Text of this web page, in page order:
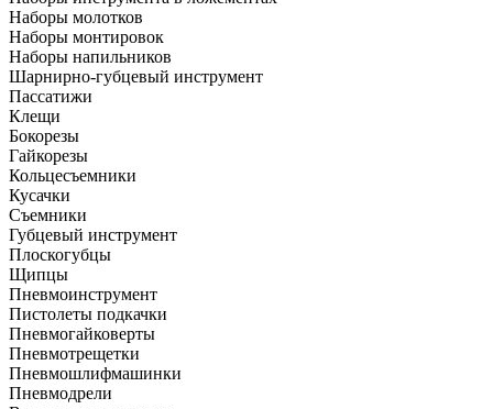
Наборы молотков
Наборы монтировок
Наборы напильников
Шарнирно-губцевый инструмент
Пассатижи
Клещи
Бокорезы
Гайкорезы
Кольцесъемники
Кусачки
Съемники
Губцевый инструмент
Плоскогубцы
Щипцы
Пневмоинструмент
Пистолеты подкачки
Пневмогайковерты
Пневмотрещетки
Пневмошлифмашинки
Пневмодрели